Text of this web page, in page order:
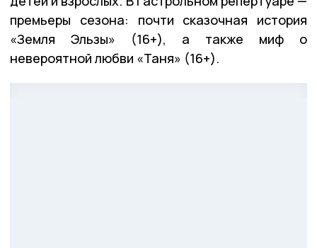
премьеры сезона: почти сказочная история
«Земля Эльзы» (16+), а также миф о
невероятной любви «Таня» (16+).